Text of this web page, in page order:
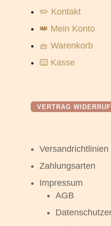
✏️ Kontakt
👑 Mein Konto
🧺 Warenkorb
⌨️ Kasse
VERTRAG
Versandrichtlinien
Zahlungsarten
Impressum
AGB